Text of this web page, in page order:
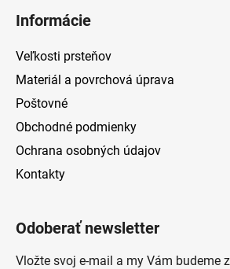
Informácie
Veľkosti prsteňov
Materiál a povrchová úprava
Poštovné
Obchodné podmienky
Ochrana osobných údajov
Kontakty
Odoberať newsletter
Vložte svoj e-mail a my Vám budeme